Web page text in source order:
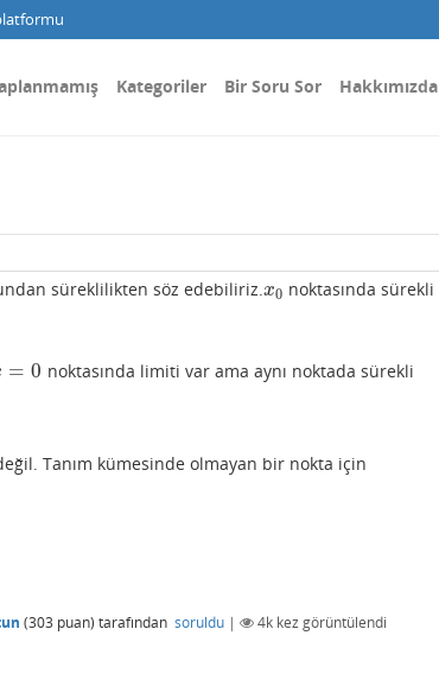
Kategoriler Bir Soru Sor Hakkımızda
süreklilikten söz edebiliriz.x0
x0 noktasında sürekli
= 0
= 0
noktasında limiti var ama aynı noktada sürekli
Tanım kümesinde olmayan bir nokta için
(303 puan) tarafından soruldu | 4k kez görüntülendi